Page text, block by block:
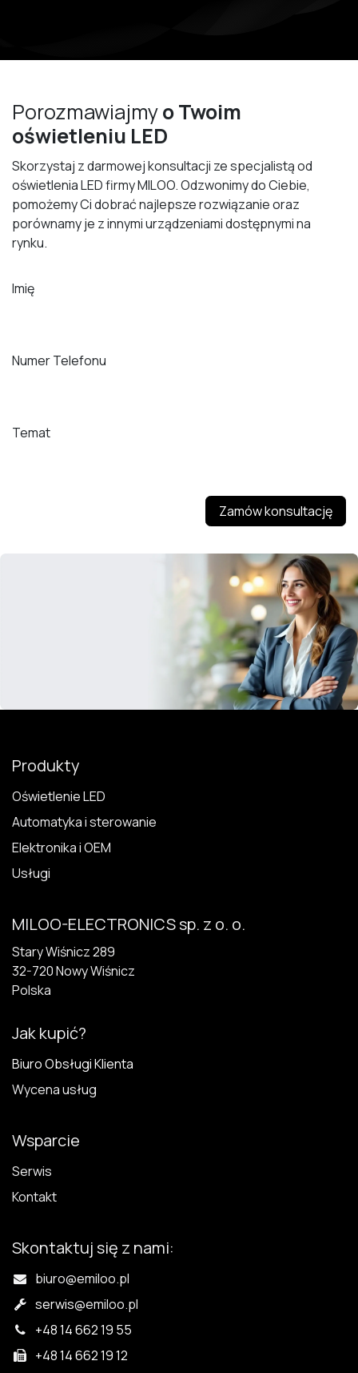
Porozmawiajmyo Twoim
oświetleniu LED
Skorzystaj z darmowej konsultacji ze specjalistą od
oświetlenia LED firmy MILOO. Odzwonimy do Ciebie,
pomożemy Ci dobrać najlepsze rozwiązanie oraz
porównamy je z innymi urządzeniami dostępnymi na
rynku.
Imię
Numer Telefonu
Temat
Zamów konsultację
Produkty
Oświetlenie LED
Automatyka i sterowanie
Elektronika i OEM
Usługi
MILOO-ELECTRONICS sp. z o. o.
Stary Wiśnicz 289
32-720 N​owy Wiśnicz
Polska
Jak kupić?
Biuro Obsługi Klienta
Wycena usług
Wsparcie
Serwis
Kontakt
Skontaktuj się z nami:
biuro@emiloo.pl
serwis@emiloo.pl
+48 14 662 19 55
+48 14 662 19 12